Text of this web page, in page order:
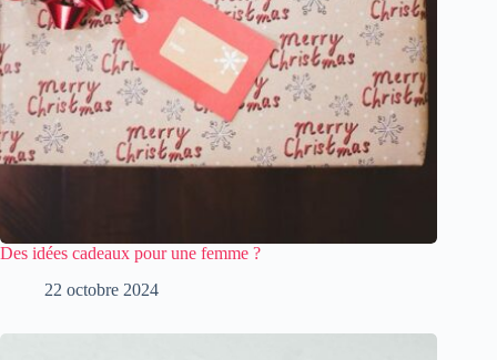
Des idées cadeaux pour une femme ?
22 octobre 2024